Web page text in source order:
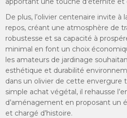
De plus, l’olivier centenaire invite
repos, créant une atmosphère de
robustesse et sa capacité à
minimal en font un choix
les amateurs de jardinage
esthétique et durabilité
dans un olivier de cette envergure
simple achat végétal, il rehausse
d’aménagement en proposant un
et chargé d’histoire.